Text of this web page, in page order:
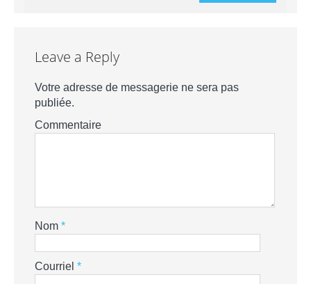
Leave a Reply
Votre adresse de messagerie ne sera pas
publiée.
Commentaire
Nom *
Courriel *